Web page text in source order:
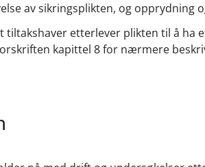
av sikringsplikten, og opprydning
tiltakshaver etterlever plikten til å
kapittel 8 for nærmere